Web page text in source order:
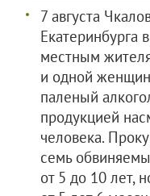
7 августа
Екатеринбурга
местным
и одной
паленый
продукцией
человека.
семь
от 5 до 10 лет,